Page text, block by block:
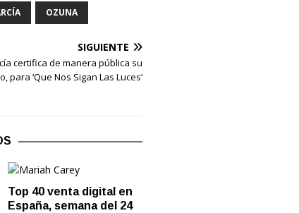
OZUNA
SIGUIENTE
certifica de manera pública su
para ‘Que Nos Sigan Las Luces’
Top 40 venta digital en
España, semana del 24